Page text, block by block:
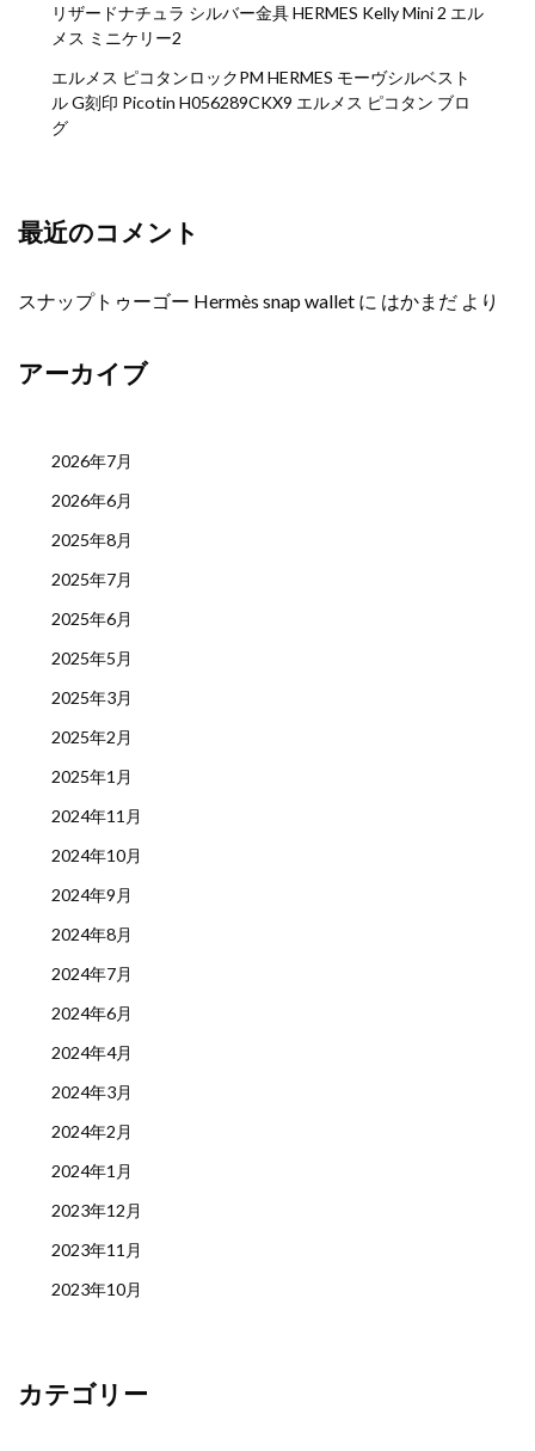
リザードナチュラ シルバー金具 HERMES Kelly Mini 2 エル
メス ミニケリー2
エルメス ピコタンロックPM HERMES モーヴシルベスト
ル G刻印 Picotin H056289CKX9 エルメス ピコタン ブロ
グ
最近のコメント
スナップトゥーゴー Hermès snap wallet に はかまだ より
アーカイブ
2026年7月
2026年6月
2025年8月
2025年7月
2025年6月
2025年5月
2025年3月
2025年2月
2025年1月
2024年11月
2024年10月
2024年9月
2024年8月
2024年7月
2024年6月
2024年4月
2024年3月
2024年2月
2024年1月
2023年12月
2023年11月
2023年10月
カテゴリー